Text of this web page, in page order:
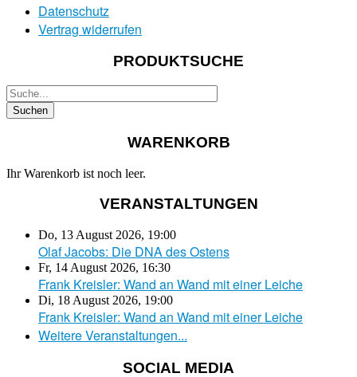
Datenschutz
Vertrag widerrufen
PRODUKTSUCHE
WARENKORB
Ihr Warenkorb ist noch leer.
VERANSTALTUNGEN
Do, 13 August 2026, 19:00
Olaf Jacobs: Die DNA des Ostens
Fr, 14 August 2026, 16:30
Frank Kreisler: Wand an Wand mit einer Leiche
Di, 18 August 2026, 19:00
Frank Kreisler: Wand an Wand mit einer Leiche
Weitere Veranstaltungen...
SOCIAL MEDIA